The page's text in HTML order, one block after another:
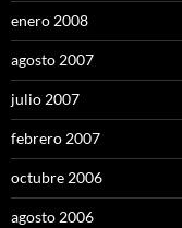
enero 2008
agosto 2007
julio 2007
febrero 2007
octubre 2006
agosto 2006